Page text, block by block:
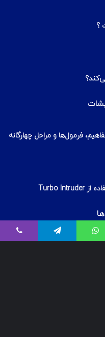
فرمول‌ها و مراحل چهارگانه